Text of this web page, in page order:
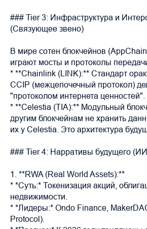
### Tier 3: Инфраструктура и
(Связующее звено)
В мире сотен блокчейнов
играют мосты и протоколы
* **Chainlink (LINK):** Стандарт
CCIP (межцепочечный протокол)
"протоколом интернета ценностей".
* **Celestia (TIA):** Модульный
другим блокчейнам не хранить
их у Celestia. Это архитектура
### Tier 4: Нарративы будущего
1. **RWA (Real World Assets):**
* *Суть:* Токенизация акций,
недвижимости.
* *Лидеры:* Ondo Finance,
Protocol).